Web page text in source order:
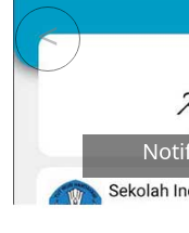
Previous